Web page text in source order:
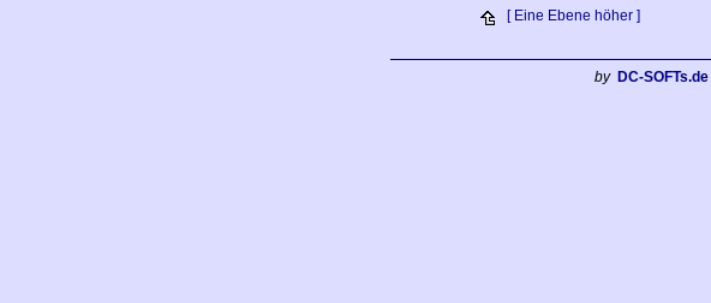
[ Eine Ebene höher ]
by DC-SOFTs.de